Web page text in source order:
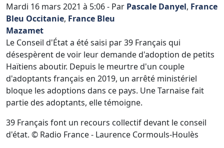
Mardi 16 mars 2021 à 5:06- Par Pascale Danyel, France
Bleu Occitanie, France Bleu
Mazamet
Le Conseil d'État a été saisi par 39 Français qui
désespèrent de voir leur demande d'adoption de petits
Haïtiens aboutir. Depuis le meurtre d'un couple
d'adoptants français en 2019, un arrêté ministériel
bloque les adoptions dans ce pays. Une Tarnaise fait
partie des adoptants, elle témoigne.
39 Français font un recours collectif devant le conseil
d'état. © Radio France- Laurence Cormouls-Houlès